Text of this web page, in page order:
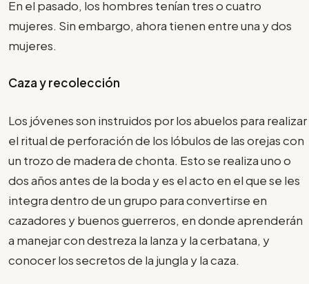
En el pasado, los hombres tenían tres o cuatro
mujeres. Sin embargo, ahora tienen entre una y dos
mujeres.
Caza y recolección
Los jóvenes son instruidos por los abuelos para realizar
el ritual de perforación de los lóbulos de las orejas con
un trozo de madera de chonta. Esto se realiza uno o
dos años antes de la boda y es el acto en el que se les
integra dentro de un grupo para convertirse en
cazadores y buenos guerreros, en donde aprenderán
a manejar con destreza la lanza y la cerbatana, y
conocer los secretos de la jungla y la caza.